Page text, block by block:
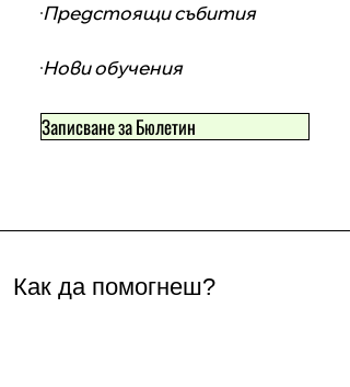
Предстоящи събития
Нови обучения
Записване за Бюлетин
Как да помогнеш?